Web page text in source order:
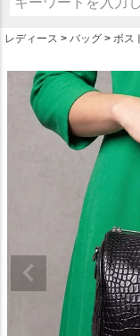
レディース バッグ ボス